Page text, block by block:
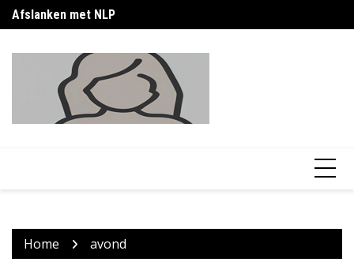
Skip
to
Afslanken met NLP
Calorieen vrouw afvallen: praktische gids
Home avond